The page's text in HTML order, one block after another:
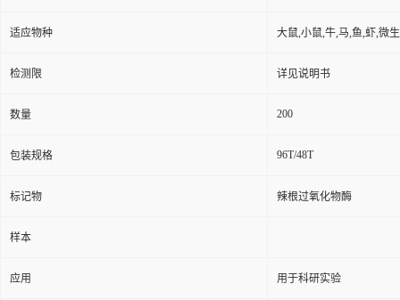
适应物种 大鼠,小鼠,牛,马,鱼,虾,微
检测限 详见说明书
数量 200
包装规格 96T/48T
标记物 辣根过氧化物酶
样本
应用 用于科研实验